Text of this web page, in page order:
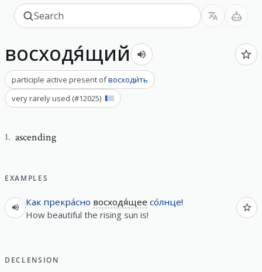
восходя́щий
participle active present ofвосходи́ть
very rarely used (#12025)
1. ascending
EXAMPLES
Как прекра́сно восходя́щее со́лнце!
How beautiful the rising sun is!
DECLENSION